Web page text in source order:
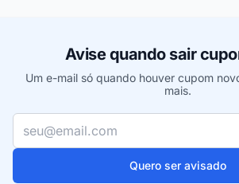
Avise quando sair
Um e-mail só quando houver cupom
mais.
Seu e-mail
Quero ser avisado